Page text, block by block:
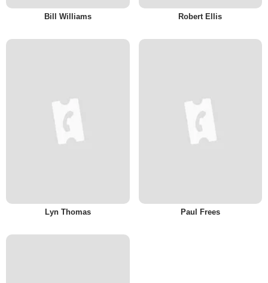
Bill Williams Robert Ellis
Lyn Thomas Paul Frees